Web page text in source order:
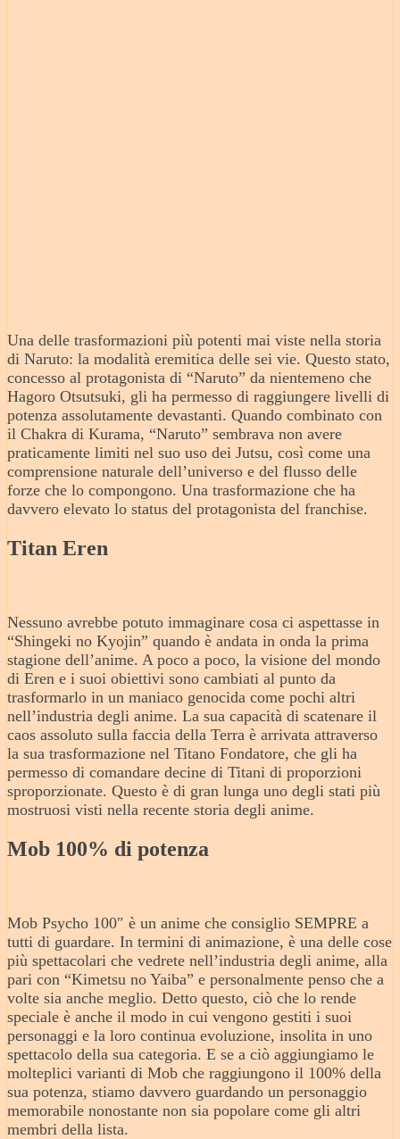
Una delle trasformazioni più potenti mai viste nella storia
di Naruto: la modalità eremitica delle sei vie. Questo stato,
concesso al protagonista di “Naruto” da nientemeno che
Hagoro Otsutsuki, gli ha permesso di raggiungere livelli di
potenza assolutamente devastanti. Quando combinato con
il Chakra di Kurama, “Naruto” sembrava non avere
praticamente limiti nel suo uso dei Jutsu, così come una
comprensione naturale dell’universo e del flusso delle
forze che lo compongono. Una trasformazione che ha
davvero elevato lo status del protagonista del franchise.
Titan Eren
Nessuno avrebbe potuto immaginare cosa ci aspettasse in
“Shingeki no Kyojin” quando è andata in onda la prima
stagione dell’anime. A poco a poco, la visione del mondo
di Eren e i suoi obiettivi sono cambiati al punto da
trasformarlo in un maniaco genocida come pochi altri
nell’industria degli anime. La sua capacità di scatenare il
caos assoluto sulla faccia della Terra è arrivata attraverso
la sua trasformazione nel Titano Fondatore, che gli ha
permesso di comandare decine di Titani di proporzioni
sproporzionate. Questo è di gran lunga uno degli stati più
mostruosi visti nella recente storia degli anime.
Mob 100% di potenza
Mob Psycho 100″ è un anime che consiglio SEMPRE a
tutti di guardare. In termini di animazione, è una delle cose
più spettacolari che vedrete nell’industria degli anime, alla
pari con “Kimetsu no Yaiba” e personalmente penso che a
volte sia anche meglio. Detto questo, ciò che lo rende
speciale è anche il modo in cui vengono gestiti i suoi
personaggi e la loro continua evoluzione, insolita in uno
spettacolo della sua categoria. E se a ciò aggiungiamo le
molteplici varianti di Mob che raggiungono il 100% della
sua potenza, stiamo davvero guardando un personaggio
memorabile nonostante non sia popolare come gli altri
membri della lista.